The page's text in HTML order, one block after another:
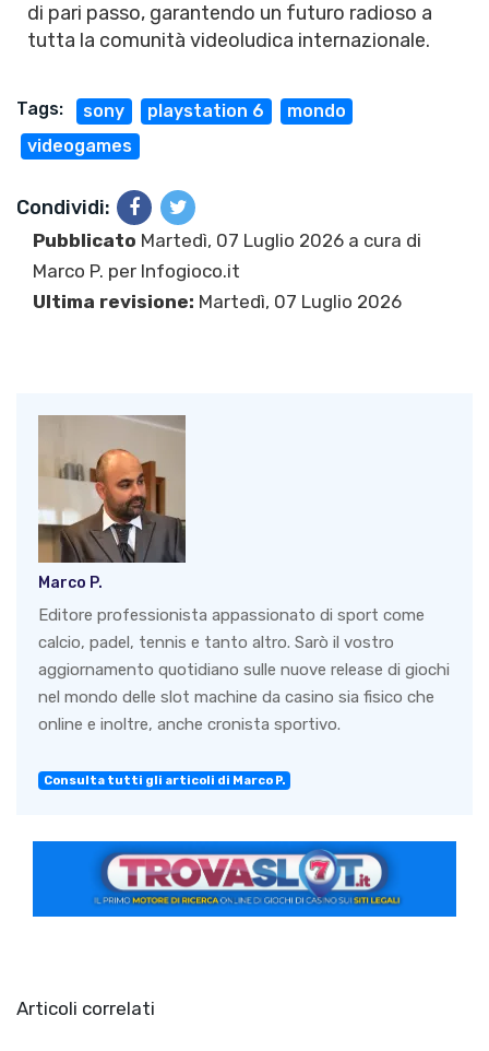
di pari passo, garantendo un futuro radioso a
tutta la comunità videoludica internazionale.
Tags: sony playstation 6
mondo
videogames
Condividi:
Pubblicato Martedì, 07 Luglio 2026 a cura di
Marco P. per Infogioco.it
Ultima revisione: Martedì, 07 Luglio 2026
Marco P.
Editore professionista appassionato di sport come
calcio, padel, tennis e tanto altro. Sarò il vostro
aggiornamento quotidiano sulle nuove release di giochi
nel mondo delle slot machine da casino sia fisico che
online e inoltre, anche cronista sportivo.
Consulta tutti gli articoli di Marco P.
Articoli correlati